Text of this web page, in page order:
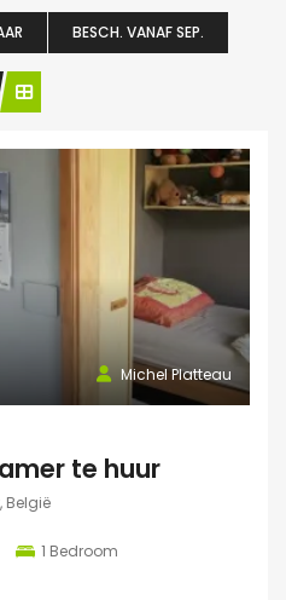
BESCH. VANAF SEP.
Michel Platteau
te huur
België
1 Bedroom